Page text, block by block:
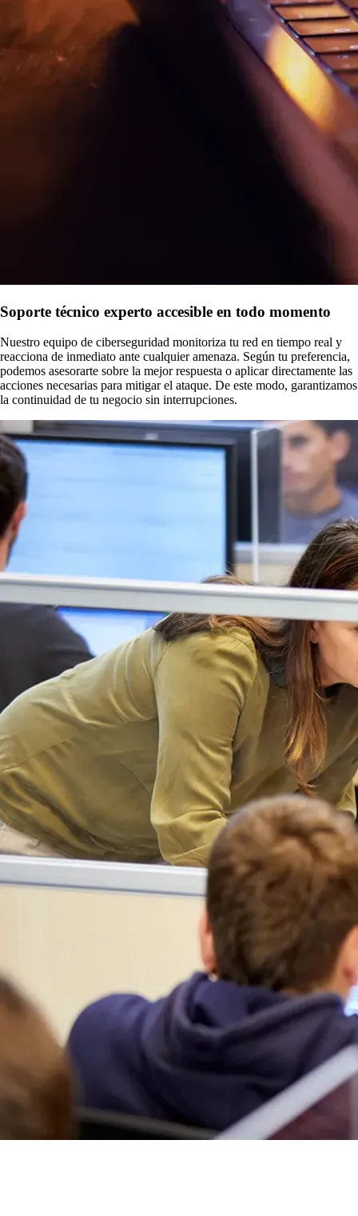
Soporte técnico experto accesible en todo momento
Nuestro equipo de ciberseguridad monitoriza tu red en tiempo real y
reacciona de inmediato ante cualquier amenaza. Según tu preferencia,
podemos asesorarte sobre la mejor respuesta o aplicar directamente las
acciones necesarias para mitigar el ataque. De este modo, garantizamos
la continuidad de tu negocio sin interrupciones.